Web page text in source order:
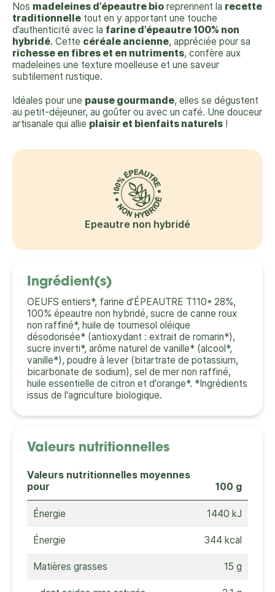
Nos madeleines d’épeautre bio reprennent la recette
traditionnelle tout en y apportant une touche
d’authenticité avec la farine d’épeautre 100% non
hybridé. Cette céréale ancienne, appréciée pour sa
richesse en fibres et en nutriments, confère aux
madeleines une texture moelleuse et une saveur
subtilement rustique.
Idéales pour une pause gourmande, elles se dégustent
au petit-déjeuner, au goûter ou avec un café. Une douceur
artisanale qui allie plaisir et bienfaits naturels !
Epeautre non hybridé
Ingrédient(s)
OEUFS entiers*, farine d'ÉPEAUTRE T110* 28%,
100% épeautre non hybridé, sucre de canne roux
non raffiné*, huile de tournesol oléique
désodorisée* (antioxydant : extrait de romarin*),
sucre inverti*, arôme naturel de vanille* (alcool*,
vanille*), poudre à lever (bitartrate de potassium,
bicarbonate de sodium), sel de mer non raffiné,
huile essentielle de citron et d'orange*. *Ingrédients
issus de l'agriculture biologique.
Valeurs nutritionnelles
Valeurs nutritionnelles moyennes
pour
100 g
Énergie 1440 kJ
Énergie 344 kcal
Matières grasses 15 g